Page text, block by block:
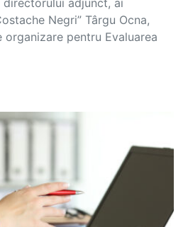
Negri” Târgu Ocna,
pentru Evaluarea